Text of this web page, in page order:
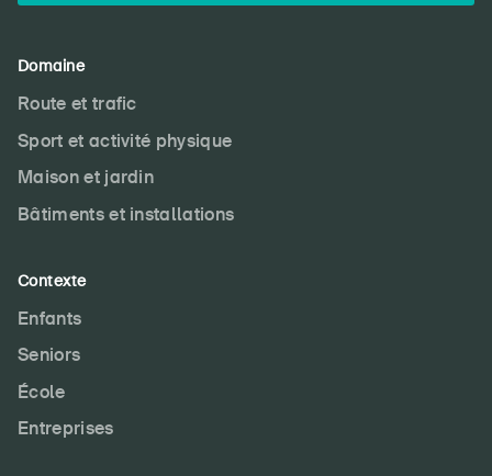
DE FR IT
Domaine
Route et trafic
Sport et activité physique
Maison et jardin
Bâtiments et installations
Contexte
Enfants
Seniors
École
Entreprises